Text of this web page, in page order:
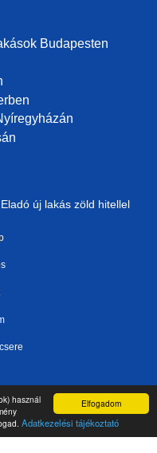
Elfogadom
használ
Adatkezelési tájékoztató
Budapesten
új lakás zöld hitellel
nyilvántartó, ügyviteli és